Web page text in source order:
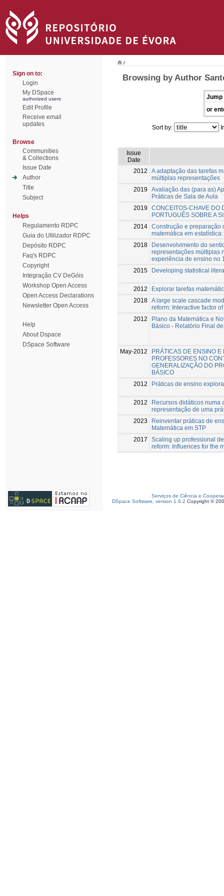
Sign on to:
Login
My DSpace
authorized users
Edit Profile
Receive email
updates
Browse
Communities
& Collections
Issue Date
Author
Title
Subject
Helps
Regulamento RDPC
Guia do Utilizador RDPC
Depósito RDPC
Faq's RDPC
Copyright
Integração CV DeGóis
Workshop Open Access
Open Access Declarations
Newsletter Open Access
Help
About Dspace
DSpace Software
/
Browsing by Author
Jump
or
Sort by:
Issue
Date
2012
A adaptação das tarefas
múltiplas representações
2019
Avaliação das (para as)
Práticas de Sala de Aula
2019
CONCEITOS-CHAVE DO
PORTUGUÊS SOBRE A
2014 Construção e preparação
matemática em
2018
Desenvolvimento do
representações múltiplas
experiência de ensino no
2015
Developing statistical
2012
Explorar tarefas
2018 A large scale cascade
reform: Interactive factor
2012
Plano da Matemática e
Básico - Relatório Final
May-2012
PRÁTICAS DE ENSINO E
PROFESSORES NO
GENERALIZAÇÃO DO
BÁSICO
2012
Práticas de ensino
2012
Recursos didáticos numa
representação de uma
2023
Reinventar práticas de
Matemática em STP
2017
Scaling up professional
reform: Influences for the
Serviços de Ciência e
DSpace Software, version 1.6.2 Copyright ©